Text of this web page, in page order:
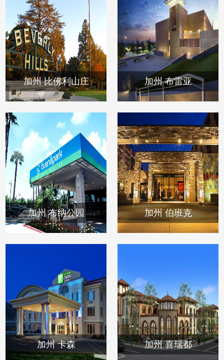
加州 比佛利山庄 加州 布雷亚
加州 布纳公园 加州 伯班克
加州 卡森 加州 喜瑞都